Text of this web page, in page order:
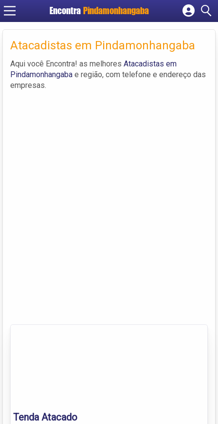
Encontra Pindamonhangaba
Cadastrar empresa
Criar conta
Atacadistas em Pindamonhangaba
Aqui você Encontra! as melhores Atacadistas em
Pindamonhangaba e região, com telefone e endereço das
empresas.
Tenda Atacado